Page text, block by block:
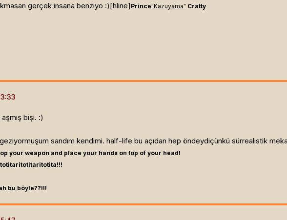
gerçek insana benziyo :)[hline] Prince"Kazuyama" Cratty
bişi. :)
sandım kendimi. half-life bu açıdan hep öndeydiçünkü sürrealistik
your weapon and place your hands on top of your head!
bu böyle??!!!